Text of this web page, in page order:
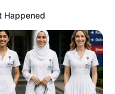
Happened